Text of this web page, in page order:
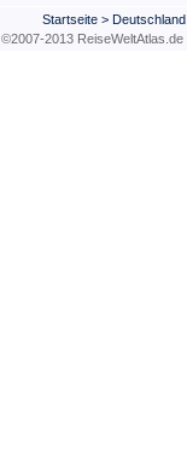
Startseite> Deutschland
©2007-2013